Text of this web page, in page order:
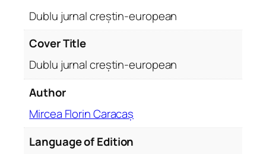
r
ș
Dublu jurnal creștin-european
Cover Title
Dublu jurnal creștin-european
Author
Mircea Florin Caracaș
Language of Edition